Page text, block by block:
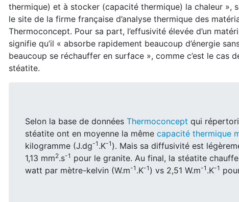
thermique) et à stocker (capacité thermique) la chaleur »,
le site de la firme française d’analyse thermique des
Thermoconcept. Pour sa part, l’effusivité élevée d’un
signifie qu’il « absorbe rapidement beaucoup d’énergie
beaucoup se réchauffer en surface », comme c’est le cas
stéatite.
Selon la base de données Thermoconcept qui
stéatite ont en moyenne la même capacité thermique
kilogramme (J.dg-1 .K-1 ). Mais sa diffusivité est
1,13 mm2.s-1 pour le granite. Au final, la stéatite
watt par mètre-kelvin (W.m-1 .K-1 ) vs 2,51 W.m-1 .K-1